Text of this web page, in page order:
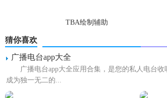
TBA绘制辅助
猜你喜欢
广播电台app大全
广播电台app大全应用合集，是您的私人电台
成为独一无二的...